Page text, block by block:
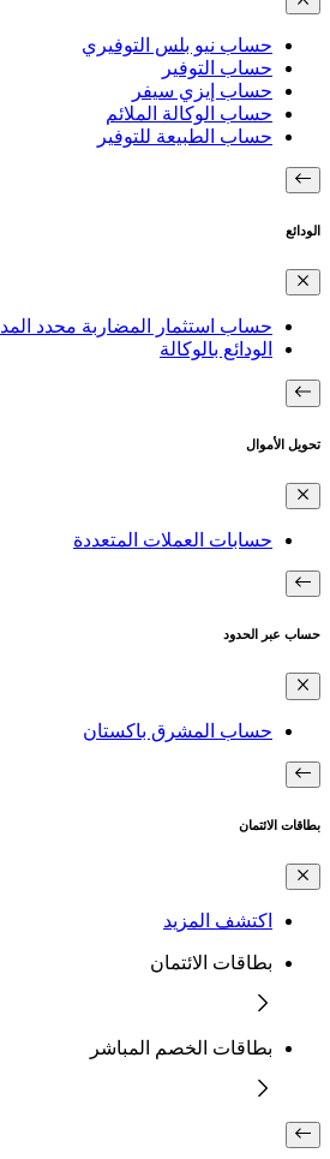
حساب نيو بلس التوفيري
حساب التوفير
حساب إيزي سيفر
حساب الوكالة الملائم
حساب الطبيعة للتوفير
الودائع
حساب استثمار المضاربة محدد المدة
الودائع بالوكالة
تحويل الأموال
حسابات العملات المتعددة
حساب عبر الحدود
حساب المشرق باكستان
بطاقات الائتمان
اكتشف المزيد
بطاقات الائتمان
بطاقات الخصم المباشر